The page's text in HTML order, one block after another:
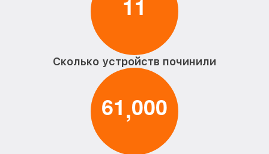
Сколько устройств починили
61,000